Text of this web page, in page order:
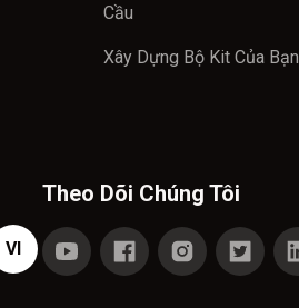
Cầu
Xây Dựng Bộ Kit Của Bạn
VI
Theo Dõi Chúng Tôi